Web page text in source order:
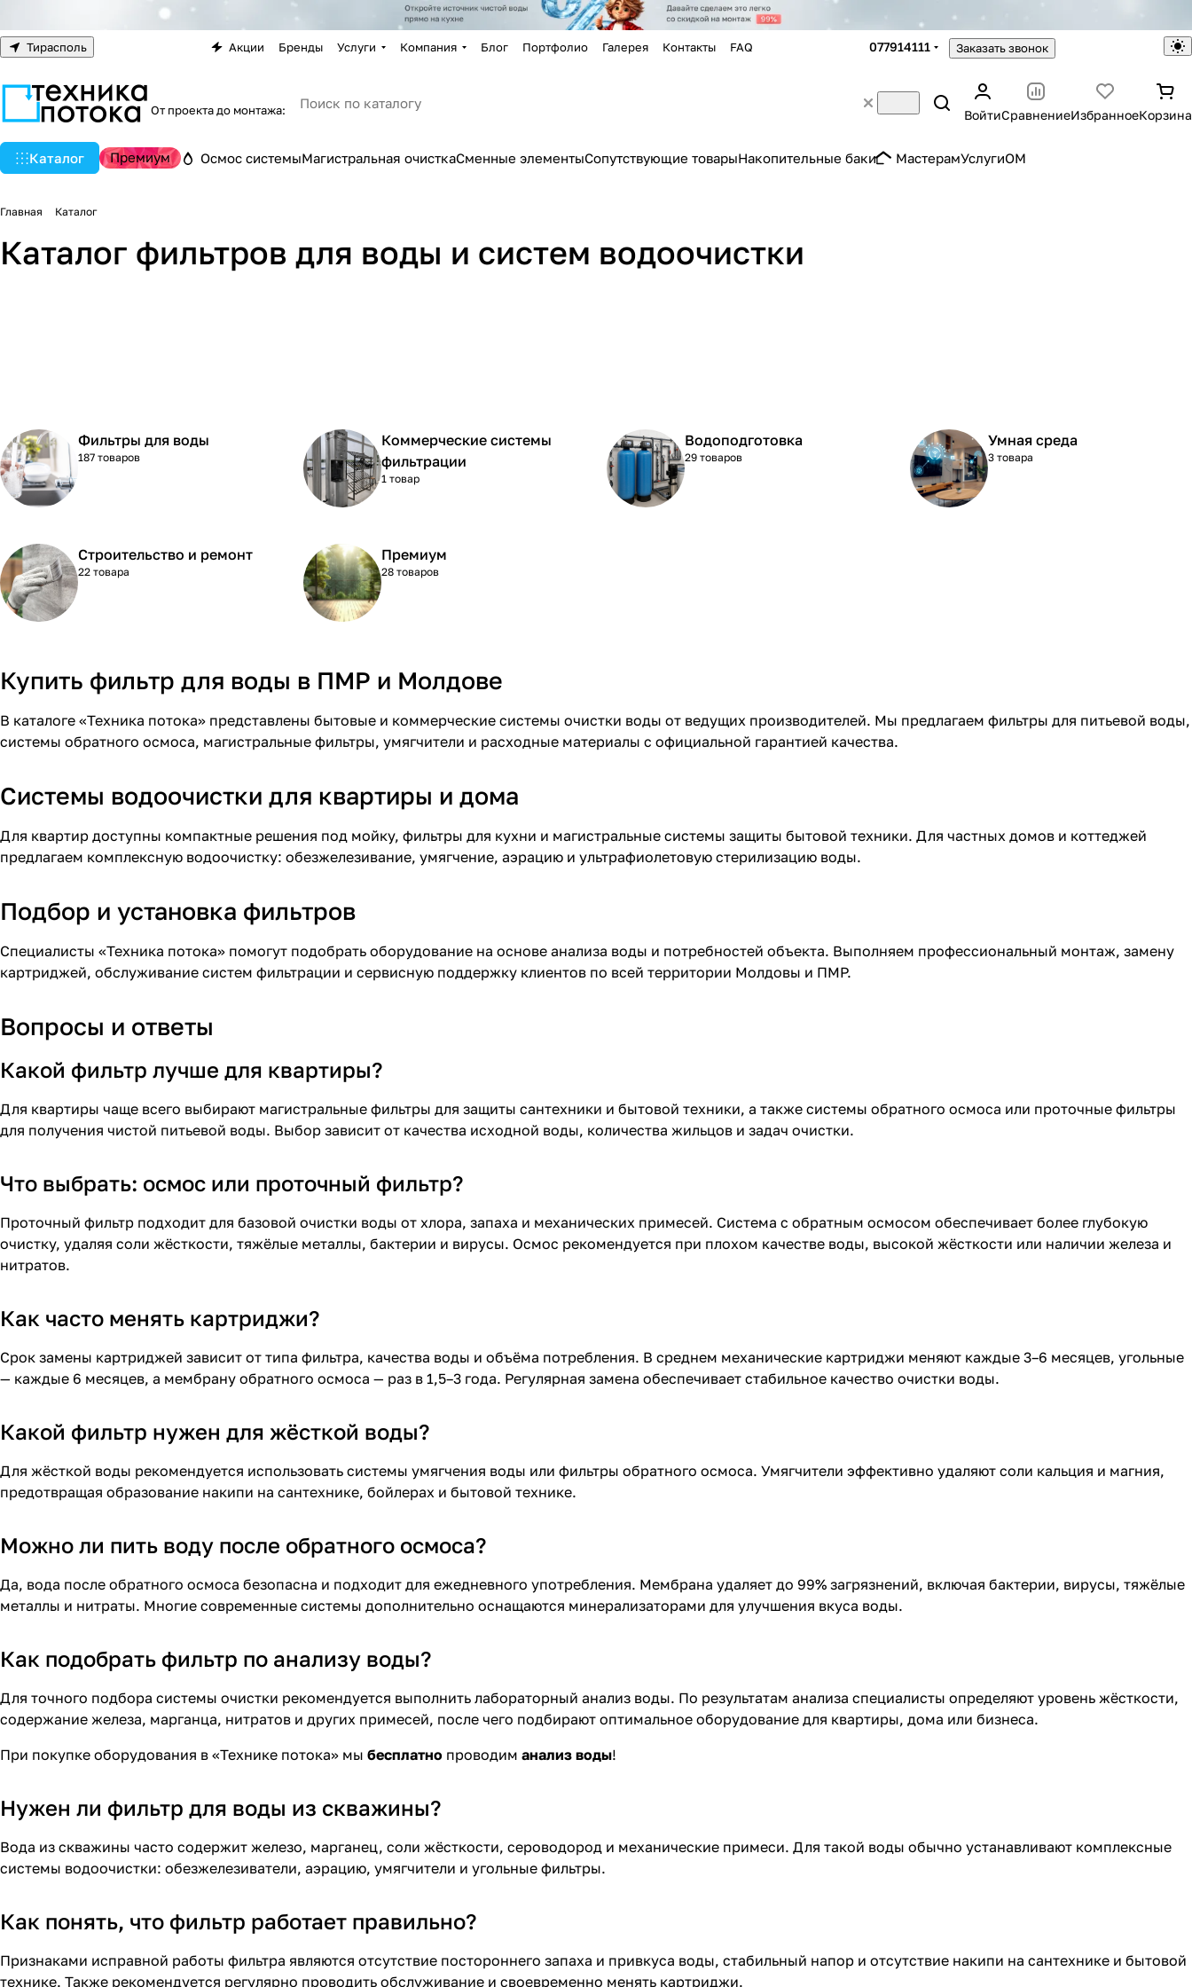
Тирасполь Акции Бренды Услуги Компания Блог Портфолио Галерея Контакты FAQ 077914111 Заказать звонок
От проекта до монтажа: ВойтиСравнениеИзбранноеКорзина
Каталог Премиум Осмос системыМагистральная очисткаСменные элементыСопутствующие товарыНакопительные баки МастерамУслугиOM
Главная Каталог
Каталог фильтров для воды и систем водоочистки
Фильтры для воды
187 товаров
Коммерческие системы
фильтрации
1 товар
Водоподготовка
29 товаров
Умная среда
3 товара
Строительство и ремонт
22 товара
Премиум
28 товаров
Купить фильтр для воды в ПМР и Молдове
В каталоге «Техника потока» представлены бытовые и коммерческие системы очистки воды от ведущих производителей. Мы предлагаем фильтры для питьевой воды,
системы обратного осмоса, магистральные фильтры, умягчители и расходные материалы с официальной гарантией качества.
Системы водоочистки для квартиры и дома
Для квартир доступны компактные решения под мойку, фильтры для кухни и магистральные системы защиты бытовой техники. Для частных домов и коттеджей
предлагаем комплексную водоочистку: обезжелезивание, умягчение, аэрацию и ультрафиолетовую стерилизацию воды.
Подбор и установка фильтров
Специалисты «Техника потока» помогут подобрать оборудование на основе анализа воды и потребностей объекта. Выполняем профессиональный монтаж, замену
картриджей, обслуживание систем фильтрации и сервисную поддержку клиентов по всей территории Молдовы и ПМР.
Вопросы и ответы
Какой фильтр лучше для квартиры?
Для квартиры чаще всего выбирают магистральные фильтры для защиты сантехники и бытовой техники, а также системы обратного осмоса или проточные фильтры
для получения чистой питьевой воды. Выбор зависит от качества исходной воды, количества жильцов и задач очистки.
Что выбрать: осмос или проточный фильтр?
Проточный фильтр подходит для базовой очистки воды от хлора, запаха и механических примесей. Система с обратным осмосом обеспечивает более глубокую
очистку, удаляя соли жёсткости, тяжёлые металлы, бактерии и вирусы. Осмос рекомендуется при плохом качестве воды, высокой жёсткости или наличии железа и
нитратов.
Как часто менять картриджи?
Срок замены картриджей зависит от типа фильтра, качества воды и объёма потребления. В среднем механические картриджи меняют каждые 3–6 месяцев, угольные
— каждые 6 месяцев, а мембрану обратного осмоса — раз в 1,5–3 года. Регулярная замена обеспечивает стабильное качество очистки воды.
Какой фильтр нужен для жёсткой воды?
Для жёсткой воды рекомендуется использовать системы умягчения воды или фильтры обратного осмоса. Умягчители эффективно удаляют соли кальция и магния,
предотвращая образование накипи на сантехнике, бойлерах и бытовой технике.
Можно ли пить воду после обратного осмоса?
Да, вода после обратного осмоса безопасна и подходит для ежедневного употребления. Мембрана удаляет до 99% загрязнений, включая бактерии, вирусы, тяжёлые
металлы и нитраты. Многие современные системы дополнительно оснащаются минерализаторами для улучшения вкуса воды.
Как подобрать фильтр по анализу воды?
Для точного подбора системы очистки рекомендуется выполнить лабораторный анализ воды. По результатам анализа специалисты определяют уровень жёсткости,
содержание железа, марганца, нитратов и других примесей, после чего подбирают оптимальное оборудование для квартиры, дома или бизнеса.
При покупке оборудования в «Технике потока» мы бесплатно проводим анализ воды!
Нужен ли фильтр для воды из скважины?
Вода из скважины часто содержит железо, марганец, соли жёсткости, сероводород и механические примеси. Для такой воды обычно устанавливают комплексные
системы водоочистки: обезжелезиватели, аэрацию, умягчители и угольные фильтры.
Как понять, что фильтр работает правильно?
Признаками исправной работы фильтра являются отсутствие постороннего запаха и привкуса воды, стабильный напор и отсутствие накипи на сантехнике и бытовой
технике. Также рекомендуется регулярно проводить обслуживание и своевременно менять картриджи.